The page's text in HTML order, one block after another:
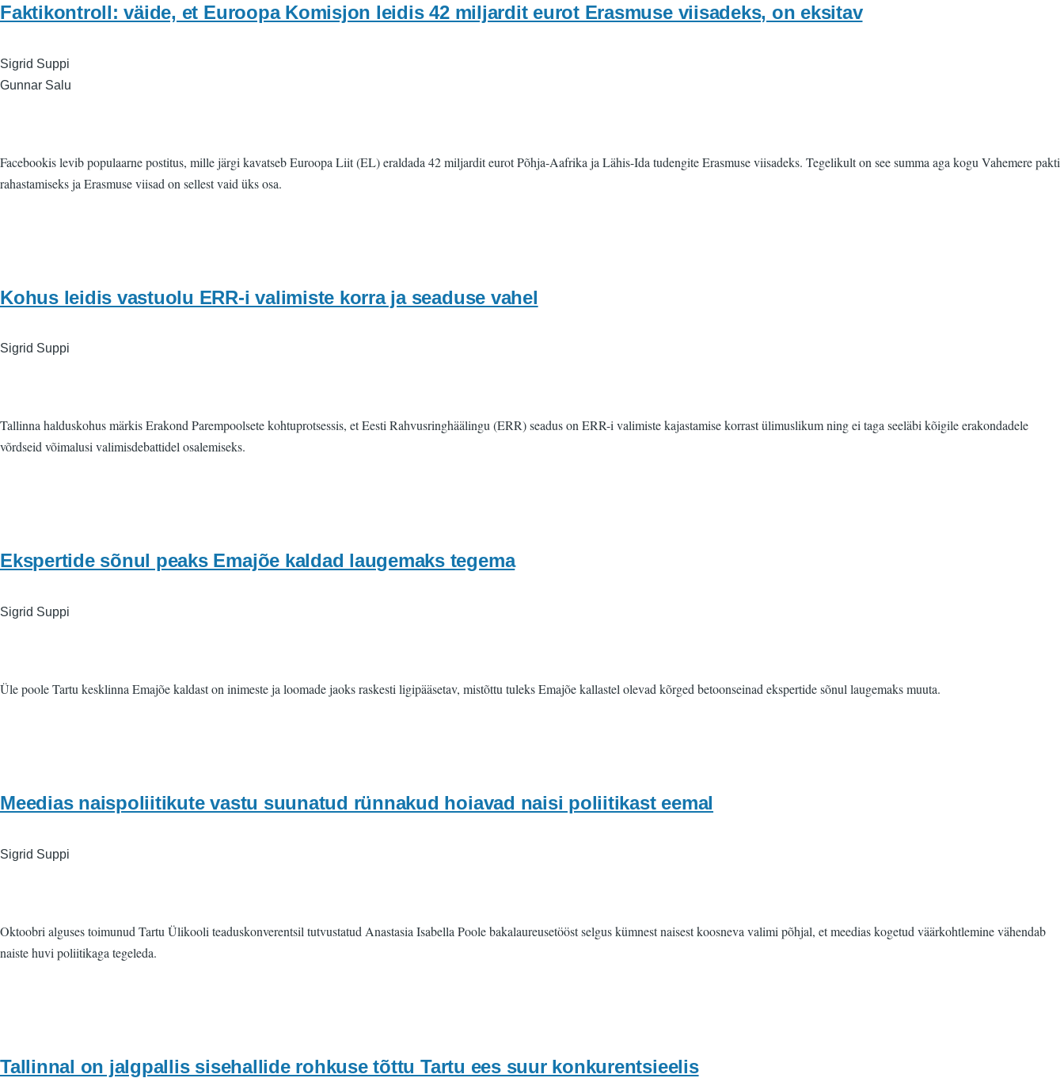
Faktikontroll: väide, et Euroopa Komisjon leidis 42 miljardit eurot Erasmuse viisadeks, on eksitav
Sigrid Suppi
Gunnar Salu
Facebookis levib populaarne postitus, mille järgi kavatseb Euroopa Liit (EL) eraldada 42 miljardit eurot Põhja-Aafrika ja Lähis-Ida tudengite Erasmuse viisadeks. Tegelikult on see summa aga kogu Vahemere pakti
rahastamiseks ja Erasmuse viisad on sellest vaid üks osa.
Kohus leidis vastuolu ERR-i valimiste korra ja seaduse vahel
Sigrid Suppi
Tallinna halduskohus märkis Erakond Parempoolsete kohtuprotsessis, et Eesti Rahvusringhäälingu (ERR) seadus on ERR-i valimiste kajastamise korrast ülimuslikum ning ei taga seeläbi kõigile erakondadele
võrdseid võimalusi valimisdebattidel osalemiseks.
Ekspertide sõnul peaks Emajõe kaldad laugemaks tegema
Sigrid Suppi
Üle poole Tartu kesklinna Emajõe kaldast on inimeste ja loomade jaoks raskesti ligipääsetav, mistõttu tuleks Emajõe kallastel olevad kõrged betoonseinad ekspertide sõnul laugemaks muuta.
Meedias naispoliitikute vastu suunatud rünnakud hoiavad naisi poliitikast eemal
Sigrid Suppi
Oktoobri alguses toimunud Tartu Ülikooli teaduskonverentsil tutvustatud Anastasia Isabella Poole bakalaureusetööst selgus kümnest naisest koosneva valimi põhjal, et meedias kogetud väärkohtlemine vähendab
naiste huvi poliitikaga tegeleda.
Tallinnal on jalgpallis sisehallide rohkuse tõttu Tartu ees suur konkurentsieelis